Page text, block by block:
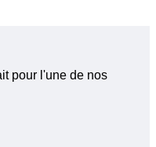
pour l'une de nos